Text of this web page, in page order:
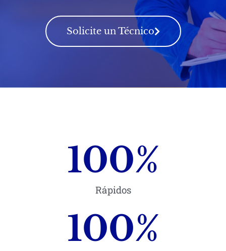
Solicite un Técnico
Rápidos
100%
100%